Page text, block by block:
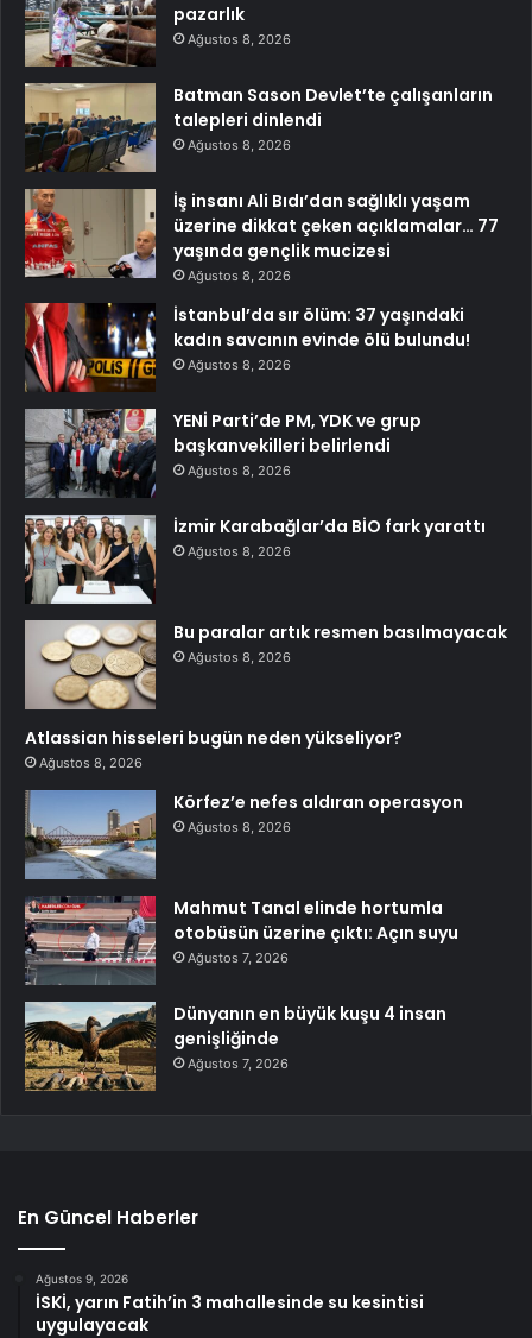
pazarlık
Ağustos 8, 2026
Batman Sason Devlet’te çalışanların
talepleri dinlendi
Ağustos 8, 2026
İş insanı Ali Bıdı’dan sağlıklı yaşam
üzerine dikkat çeken açıklamalar… 77
yaşında gençlik mucizesi
Ağustos 8, 2026
İstanbul’da sır ölüm: 37 yaşındaki
kadın savcının evinde ölü bulundu!
Ağustos 8, 2026
YENİ Parti’de PM, YDK ve grup
başkanvekilleri belirlendi
Ağustos 8, 2026
İzmir Karabağlar’da BİO fark yarattı
Ağustos 8, 2026
Bu paralar artık resmen basılmayacak
Ağustos 8, 2026
Atlassian hisseleri bugün neden yükseliyor?
Ağustos 8, 2026
Körfez’e nefes aldıran operasyon
Ağustos 8, 2026
Mahmut Tanal elinde hortumla
otobüsün üzerine çıktı: Açın suyu
Ağustos 7, 2026
Dünyanın en büyük kuşu 4 insan
genişliğinde
Ağustos 7, 2026
En Güncel Haberler
Ağustos 9, 2026
İSKİ, yarın Fatih’in 3 mahallesinde su kesintisi
uygulayacak